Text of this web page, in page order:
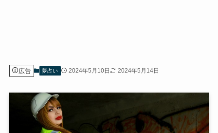
広告 夢占い 2024年5月10日 2024年5月14日